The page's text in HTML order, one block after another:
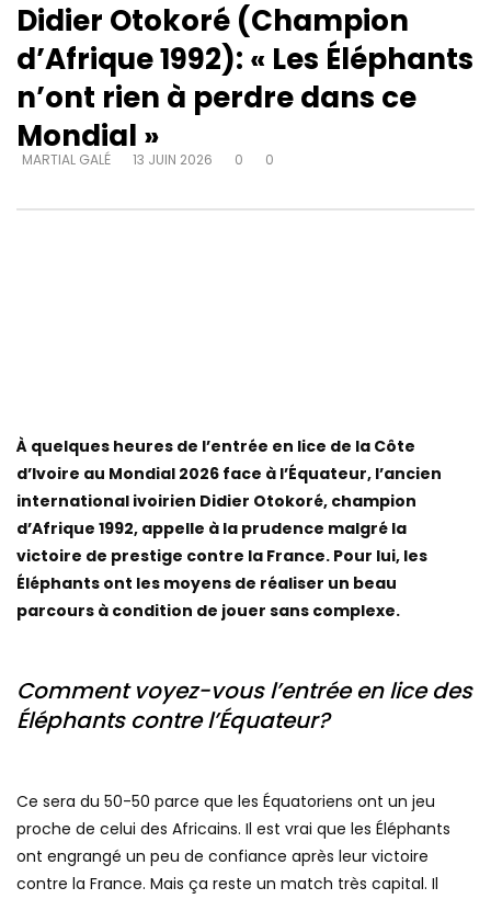
Didier Otokoré (Champion
d’Afrique 1992): « Les Éléphants
n’ont rien à perdre dans ce
Mondial »
MARTIAL GALÉ 13 JUIN 2026 0 0
À quelques heures de l’entrée en lice de la Côte
d’Ivoire au Mondial 2026 face à l’Équateur, l’ancien
international ivoirien Didier Otokoré, champion
d’Afrique 1992, appelle à la prudence malgré la
victoire de prestige contre la France. Pour lui, les
Éléphants ont les moyens de réaliser un beau
parcours à condition de jouer sans complexe.
Comment voyez-vous l’entrée en lice des
Éléphants contre l’Équateur?
Ce sera du 50-50 parce que les Équatoriens ont un jeu
proche de celui des Africains. Il est vrai que les Éléphants
ont engrangé un peu de confiance après leur victoire
contre la France. Mais ça reste un match très capital. Il